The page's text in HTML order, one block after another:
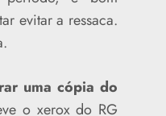
evitar a ressaca.
uma cópia do
o xerox do RG